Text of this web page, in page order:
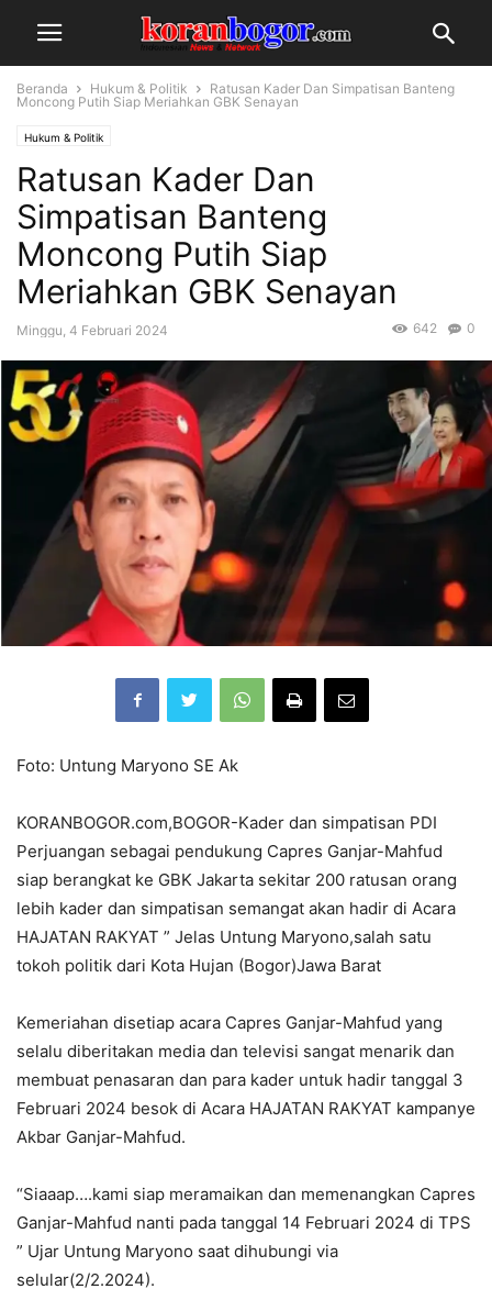
Beranda Hukum & Politik
Ratusan Kader Dan Simpatisan Banteng
Moncong Putih Siap Meriahkan GBK Senayan
Hukum & Politik
Ratusan Kader Dan
Simpatisan Banteng
Moncong Putih Siap
Meriahkan GBK Senayan
Minggu, 4 Februari 2024 0
642
Foto: Untung Maryono SE Ak
KORANBOGOR.com,BOGOR-Kader dan simpatisan PDI
Perjuangan sebagai pendukung Capres Ganjar-Mahfud
siap berangkat ke GBK Jakarta sekitar 200 ratusan orang
lebih kader dan simpatisan semangat akan hadir di Acara
HAJATAN RAKYAT ” Jelas Untung Maryono,salah satu
tokoh politik dari Kota Hujan (Bogor)Jawa Barat
Kemeriahan disetiap acara Capres Ganjar-Mahfud yang
selalu diberitakan media dan televisi sangat menarik dan
membuat penasaran dan para kader untuk hadir tanggal 3
Februari 2024 besok di Acara HAJATAN RAKYAT kampanye
Akbar Ganjar-Mahfud.
“Siaaap….kami siap meramaikan dan memenangkan Capres
Ganjar-Mahfud nanti pada tanggal 14 Februari 2024 di TPS
” Ujar Untung Maryono saat dihubungi via
selular(2/2.2024).